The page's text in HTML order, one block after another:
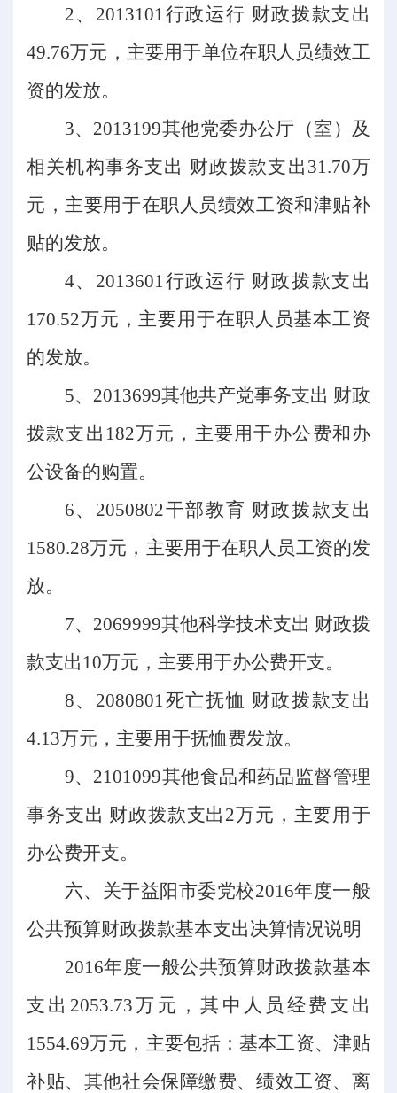
2、2013101行政运行 财政拨款支出
49.76万元，主要用于单位在职人员绩效工
资的发放。
3、2013199其他党委办公厅（室）及
相关机构事务支出 财政拨款支出31.70万
元，主要用于在职人员绩效工资和津贴补
贴的发放。
4、2013601行政运行 财政拨款支出
170.52万元，主要用于在职人员基本工资
的发放。
5、2013699其他共产党事务支出 财政
拨款支出182万元，主要用于办公费和办
公设备的购置。
6、2050802干部教育 财政拨款支出
1580.28万元，主要用于在职人员工资的发
放。
7、2069999其他科学技术支出 财政拨
款支出10万元，主要用于办公费开支。
8、2080801死亡抚恤 财政拨款支出
4.13万元，主要用于抚恤费发放。
9、2101099其他食品和药品监督管理
事务支出 财政拨款支出2万元，主要用于
办公费开支。
六、 关于益阳市委党校2016年度一般
公共预算财政拨款基本支出决算情况说明
2016年度一般公共预算财政拨款基本
支出2053.73万元，其中人员经费支出
1554.69万元，主要包括：基本工资、津贴
补贴、其他社会保障缴费、绩效工资、离